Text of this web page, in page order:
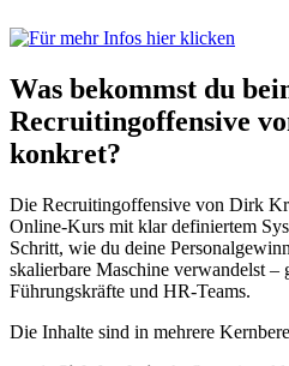
Was bekommst du
Recruitingoffensive
konkret?
Die Recruitingoffensive von Dirk
Online-Kurs mit klar definiertem
Schritt, wie du deine
skalierbare Maschine verwandelst –
Führungskräfte und HR-Teams.
Die Inhalte sind in mehrere